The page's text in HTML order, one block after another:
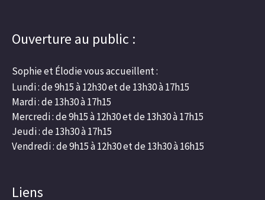
Ouverture au public :
Sophie et Élodie vous accueillent :
Lundi : de 9h15 à 12h30 et de 13h30 à 17h15
Mardi : de 13h30 à 17h15
Mercredi : de 9h15 à 12h30 et de 13h30 à 17h15
Jeudi : de 13h30 à 17h15
Vendredi : de 9h15 à 12h30 et de 13h30 à 16h15
Liens